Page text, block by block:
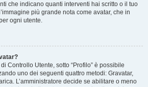
che indicano quanti interventi hai scritto o il tuo
più grande nota come avatar, che in
ogni utente.
Controllo Utente, sotto “Profilo” è possibile
uno dei seguenti quattro metodi: Gravatar,
L’amministratore decide se abilitare o meno